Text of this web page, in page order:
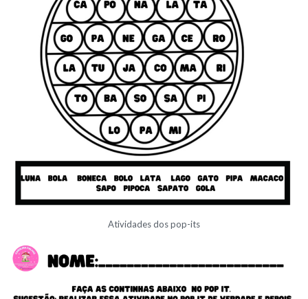
Atividades dos pop-its